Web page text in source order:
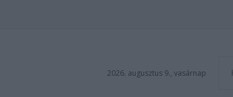
2026. augusztus 9., vasárnap